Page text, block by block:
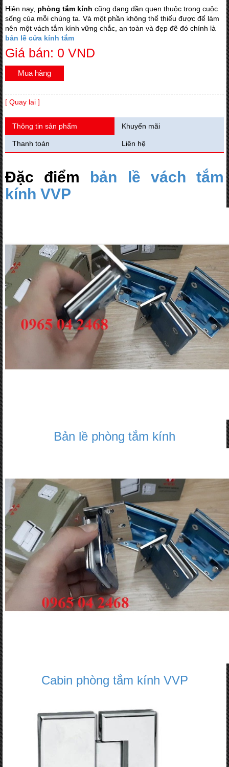
Hiện nay, phòng tắm kính cũng đang dần quen thuộc trong cuộc
sống của mỗi chúng ta. Và một phần không thể thiếu được để làm
nên một vách tắm kính vững chắc, an toàn và đẹp đẽ đó chính là
bản lề cửa kính tắm
Giá bán: 0 VND
Mua hàng
[ Quay lai ]
Thông tin sản phẩm Khuyến mãi
Thanh toán Liên hệ
Đặc điểm
bản lề vách tắm
kính VVP
Bản lề phòng tắm kính
Cabin phòng tắm kính VVP